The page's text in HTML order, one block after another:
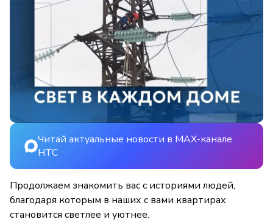
Читай актуальные новости в MAX-канале
НТС
Продолжаем знакомить вас с историями людей,
благодаря которым в наших с вами квартирах
становится светлее и уютнее.